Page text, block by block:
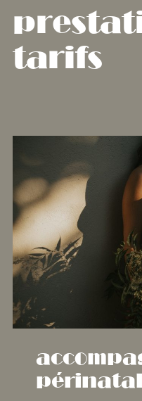
tarifs
périnatal